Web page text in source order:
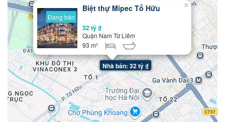
Nhà bán: 32 tỷ ₫
Đang bán
Biệt thự Mipec Tố Hữu
32 tỷ ₫
Quận Nam Từ Liêm
93 m²
×